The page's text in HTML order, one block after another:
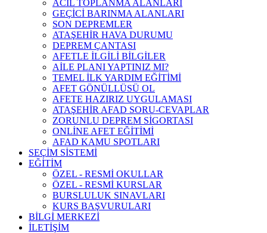
ACİL TOPLANMA ALANLARI
GEÇİCİ BARINMA ALANLARI
SON DEPREMLER
ATAŞEHİR HAVA DURUMU
DEPREM ÇANTASI
AFETLE İLGİLİ BİLGİLER
AİLE PLANI YAPTINIZ MI?
TEMEL İLK YARDIM EĞİTİMİ
AFET GÖNÜLLÜSÜ OL
AFETE HAZIRIZ UYGULAMASI
ATAŞEHİR AFAD SORU-CEVAPLAR
ZORUNLU DEPREM SİGORTASI
ONLİNE AFET EĞİTİMİ
AFAD KAMU SPOTLARI
SEÇİM SİSTEMİ
EĞİTİM
ÖZEL - RESMİ OKULLAR
ÖZEL - RESMİ KURSLAR
BURSLULUK SINAVLARI
KURS BAŞVURULARI
BİLGİ MERKEZİ
İLETİŞİM